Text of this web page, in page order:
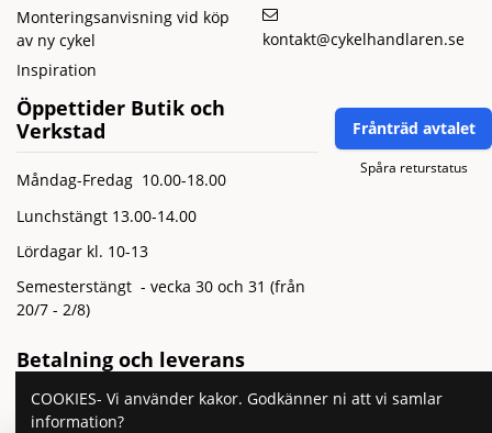
Monteringsanvisning vid köp
av ny cykel
Inspiration
kontakt@cykelhandlaren.se
Öppettider Butik och
Verkstad
Måndag-Fredag 10.00-18.00
Lunchstängt 13.00-14.00
Lördagar kl. 10-13
Semesterstängt - vecka 30 och 31 (från
20/7 - 2/8)
Frånträd avtalet
Spåra returstatus
Betalning och leverans
COOKIES- Vi använder kakor. Godkänner ni att vi samlar
information?